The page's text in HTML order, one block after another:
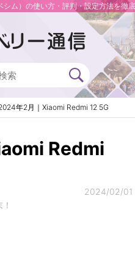
シム）の使い方・評判・設定方法を徹
年2月｜Xiaomi Redmi 12 5G
Redmi
2024/02/01